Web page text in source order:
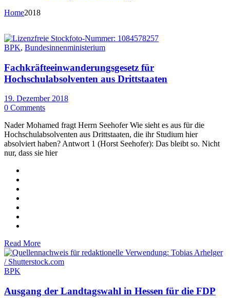
Home2018
BPK, Bundesinnenministerium
Fachkräfteeinwanderungsgesetz für
Hochschulabsolventen aus Drittstaaten
19. Dezember 2018
0 Comments
Nader Mohamed fragt Herrn Seehofer Wie sieht es aus für die
Hochschulabsolventen aus Drittstaaten, die ihr Studium hier
absolviert haben? Antwort 1 (Horst Seehofer): Das bleibt so. Nicht
nur, dass sie hier
Read More
BPK
Ausgang der Landtagswahl in Hessen für die FDP